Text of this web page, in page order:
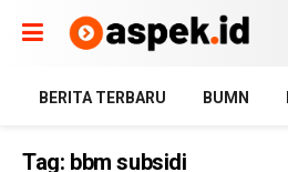
BERITA TERBARU BUMN
Tag: bbm subsidi